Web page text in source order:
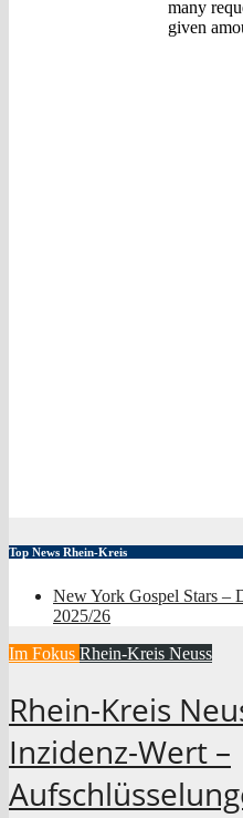
Top News Rhein-Kreis
New York Gospel Stars –
2025/26
Im Fokus Rhein-Kreis Neuss
Rhein-Kreis
Inzidenz-Wert –